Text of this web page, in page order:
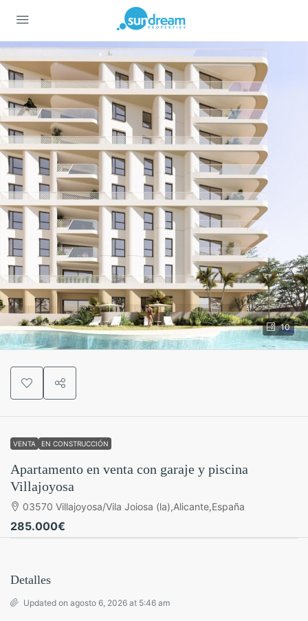
10
VENTA EN CONSTRUCCIÓN
Apartamento en venta con garaje y piscina
Villajoyosa
03570 Villajoyosa/Vila Joiosa (la),Alicante,España
285.000€
Detalles
Updated on agosto 6, 2026 at 5:46 am